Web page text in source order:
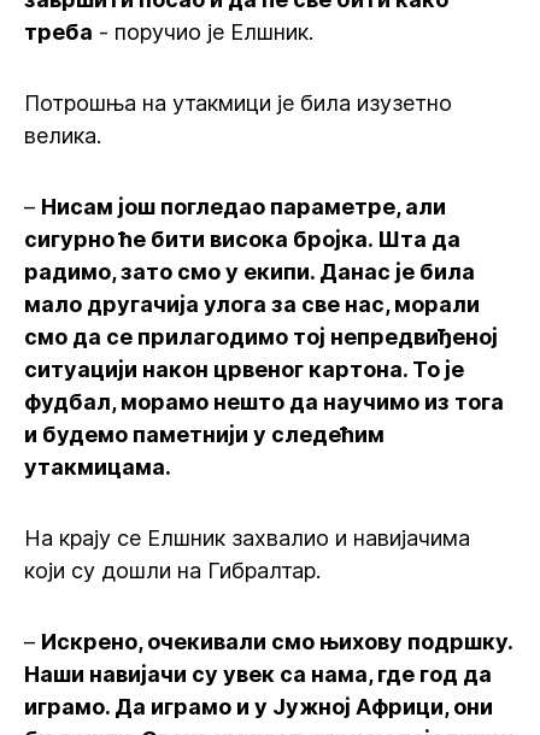
треба - поручио је Елшник.
Потрошња на утакмици је била изузетно
велика.
– Нисам још погледао параметре, али
сигурно ће бити висока бројка. Шта да
радимо, зато смо у екипи. Данас је била
мало другачија улога за све нас, морали
смо да се прилагодимо тој непредвиђеној
ситуацији након црвеног картона. То је
фудбал, морамо нешто да научимо из тога
и будемо паметнији у следећим
утакмицама.
На крају се Елшник захвалио и навијачима
који су дошли на Гибралтар.
– Искрено, очекивали смо њихову подршку.
Наши навијачи су увек са нама, где год да
играмо. Да играмо и у Јужној Африци, они